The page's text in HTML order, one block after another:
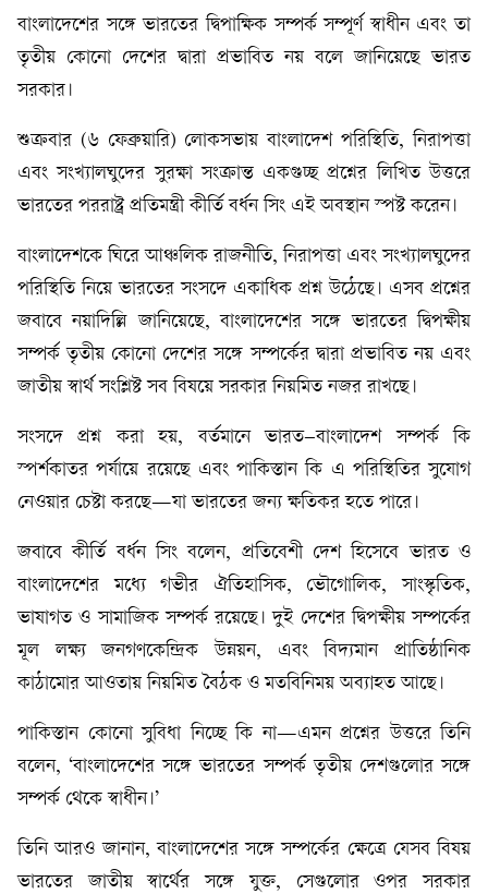
বাংলাদেশের সঙ্গে ভারতের দ্বিপাক্ষিক সম্পর্ক সম্পূর্ণ স্বাধীন এবং তা
তৃতীয় কোনো দেশের দ্বারা প্রভাবিত নয় বলে জানিয়েছে ভারত
সরকার।
শুক্রবার (৬ ফেব্রুয়ারি) লোকসভায় বাংলাদেশ পরিস্থিতি, নিরাপত্তা
এবং সংখ্যালঘুদের সুরক্ষা সংক্রান্ত একগুচ্ছ প্রশ্নের লিখিত উত্তরে
ভারতের পররাষ্ট্র প্রতিমন্ত্রী কীর্তি বর্ধন সিং এই অবস্থান স্পষ্ট করেন।
বাংলাদেশকে ঘিরে আঞ্চলিক রাজনীতি, নিরাপত্তা এবং সংখ্যালঘুদের
পরিস্থিতি নিয়ে ভারতের সংসদে একাধিক প্রশ্ন উঠেছে। এসব প্রশ্নের
জবাবে নয়াদিল্লি জানিয়েছে, বাংলাদেশের সঙ্গে ভারতের দ্বিপক্ষীয়
সম্পর্ক তৃতীয় কোনো দেশের সঙ্গে সম্পর্কের দ্বারা প্রভাবিত নয় এবং
জাতীয় স্বার্থ সংশ্লিষ্ট সব বিষয়ে সরকার নিয়মিত নজর রাখছে।
সংসদে প্রশ্ন করা হয়, বর্তমানে ভারত–বাংলাদেশ সম্পর্ক কি
স্পর্শকাতর পর্যায়ে রয়েছে এবং পাকিস্তান কি এ পরিস্থিতির সুযোগ
নেওয়ার চেষ্টা করছে—যা ভারতের জন্য ক্ষতিকর হতে পারে।
জবাবে কীর্তি বর্ধন সিং বলেন, প্রতিবেশী দেশ হিসেবে ভারত ও
বাংলাদেশের মধ্যে গভীর ঐতিহাসিক, ভৌগোলিক, সাংস্কৃতিক,
ভাষাগত ও সামাজিক সম্পর্ক রয়েছে। দুই দেশের দ্বিপক্ষীয় সম্পর্কের
মূল লক্ষ্য জনগণকেন্দ্রিক উন্নয়ন, এবং বিদ্যমান প্রাতিষ্ঠানিক
কাঠামোর আওতায় নিয়মিত বৈঠক ও মতবিনিময় অব্যাহত আছে।
পাকিস্তান কোনো সুবিধা নিচ্ছে কি না—এমন প্রশ্নের উত্তরে তিনি
বলেন, ‘বাংলাদেশের সঙ্গে ভারতের সম্পর্ক তৃতীয় দেশগুলোর সঙ্গে
সম্পর্ক থেকে স্বাধীন।’
তিনি আরও জানান, বাংলাদেশের সঙ্গে সম্পর্কের ক্ষেত্রে যেসব বিষয়
ভারতের জাতীয় স্বার্থের সঙ্গে যুক্ত, সেগুলোর ওপর সরকার